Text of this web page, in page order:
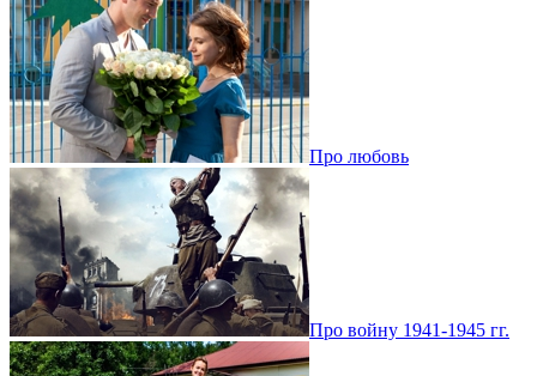
Про любовь
Про войну 1941-1945 гг.